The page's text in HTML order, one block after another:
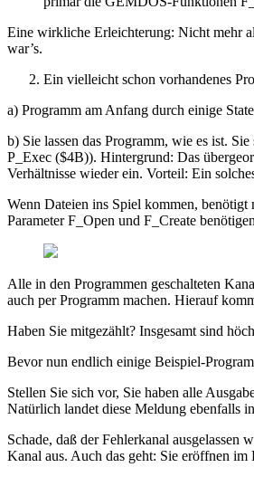
Eine wirkliche Erleichterung: Nicht mehr
war’s.
Ein vielleicht schon vorhandenes
a) Programm am Anfang durch einige
b) Sie lassen das Programm, wie es ist.
P_Exec ($4B)). Hintergrund: Das
Verhältnisse wieder ein. Vorteil: Ein
Wenn Dateien ins Spiel kommen,
Parameter F_Open und F_Create
Alle in den Programmen geschalteten
auch per Programm machen. Hierauf
Haben Sie mitgezählt? Insgesamt sind
Bevor nun endlich einige Beispiel-
Stellen Sie sich vor, Sie haben alle
Natürlich landet diese Meldung ebenfalls
Schade, daß der Fehlerkanal
Kanal aus. Auch das geht: Sie eröffnen